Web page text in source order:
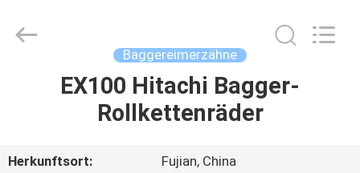
Parts
Co.,Ltd.
Baggereimerzähne
EX100 Hitachi Bagger-
Rollkettenräder
Herkunftsort:
Fujian, China